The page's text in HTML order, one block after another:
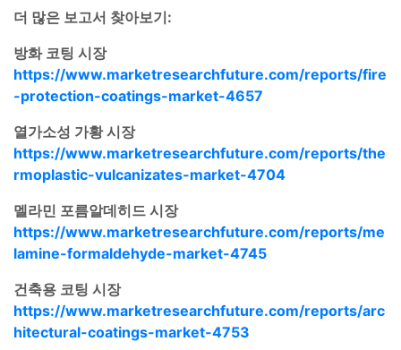
더 많은 보고서 찾아보기:
방화 코팅 시장
https://www.marketresearchfuture.com/reports/fire
-protection-coatings-market-4657
열가소성 가황 시장
https://www.marketresearchfuture.com/reports/the
rmoplastic-vulcanizates-market-4704
멜라민 포름알데히드 시장
https://www.marketresearchfuture.com/reports/me
lamine-formaldehyde-market-4745
건축용 코팅 시장
https://www.marketresearchfuture.com/reports/arc
hitectural-coatings-market-4753